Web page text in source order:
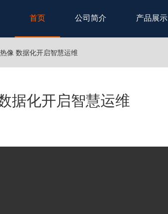
首页 公司简介 产品展示
像 数据化开启智慧运维
据化开启智慧运维